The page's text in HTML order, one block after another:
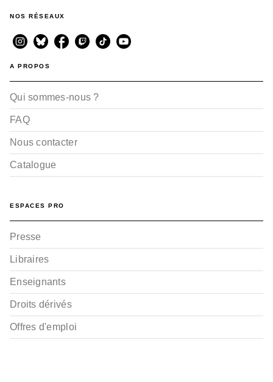
NOS RÉSEAUX
A PROPOS
Qui sommes-nous ?
FAQ
Nous contacter
Catalogue
ESPACES PRO
Presse
Libraires
Enseignants
Droits dérivés
Offres d'emploi